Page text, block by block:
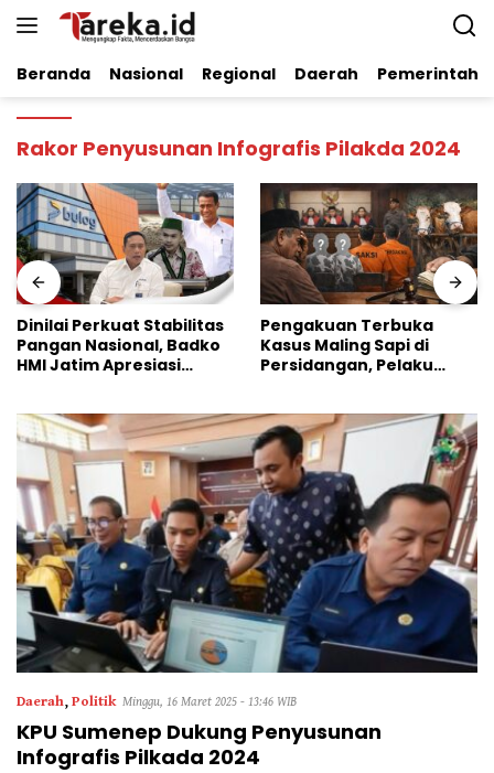
Beranda Nasional Regional Daerah
Rakor Penyusunan Infografis Pilakda 2024
Dinilai Perkuat Stabilitas
Pangan Nasional, Badko
HMI Jatim Apresiasi
Pengakuan Terbuka
Kasus Maling Sapi di
Persidangan, Pelaku
Daerah, Politik Minggu, 16 Maret 2025 - 13:46 WIB
KPU Sumenep Dukung Penyusunan
Infografis Pilkada 2024